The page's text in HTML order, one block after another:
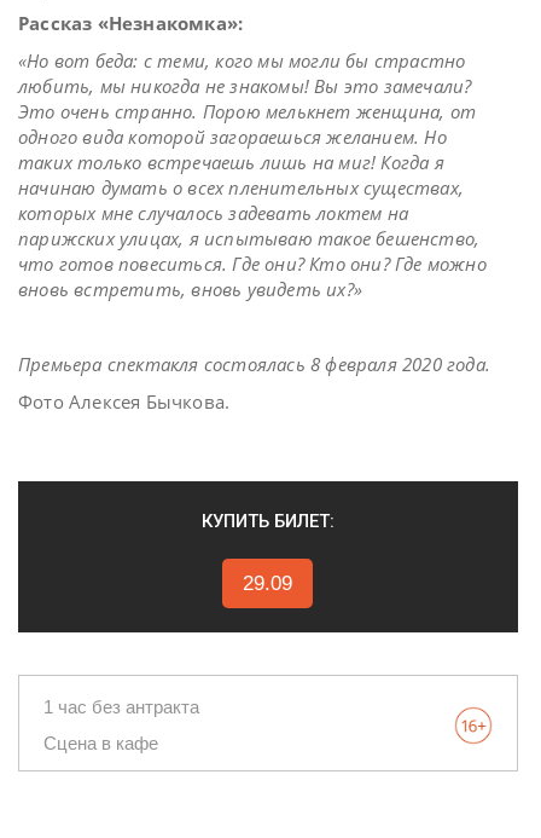
Рассказ «Незнакомка»:
«Но вот беда: с теми, кого мы могли бы страстно
любить, мы никогда не знакомы! Вы это замечали?
Это очень странно. Порою мелькнет женщина, от
одного вида которой загораешься желанием. Но
таких только встречаешь лишь на миг! Когда я
начинаю думать о всех пленительных существах,
которых мне случалось задевать локтем на
парижских улицах, я испытываю такое бешенство,
что готов повеситься. Где они? Кто они? Где можно
вновь встретить, вновь увидеть их?»
Премьера спектакля состоялась 8 февраля 2020 года.
Фото Алексея Бычкова.
КУПИТЬ БИЛЕТ:
29.09
1 час без антракта
Сцена в кафе